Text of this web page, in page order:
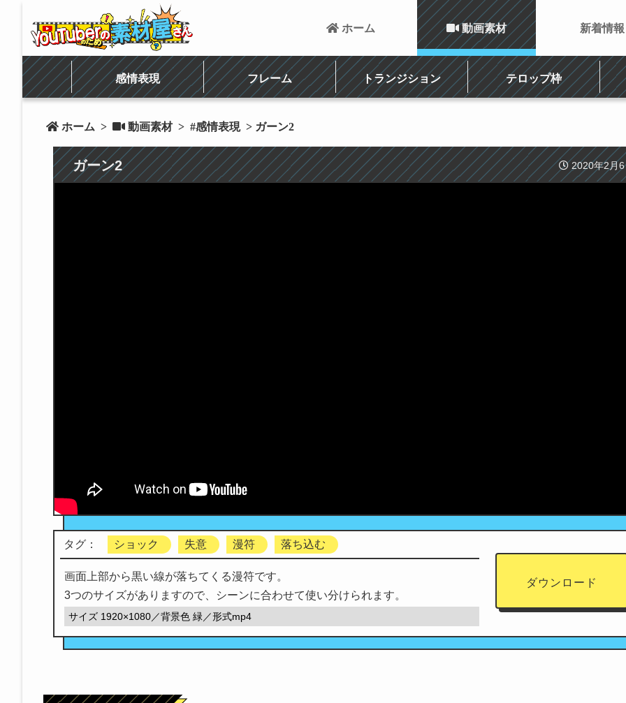
 ホーム  動画素材
感情表現 フレーム トランジション テロップ枠
新着情報
 ホーム >  動画素材 > #感情表現 > ガーン2
ガーン2 2020年2月
タグ： ショック 失意 漫符 落ち込む
ダウンロード
画面上部から黒い線が落ちてくる漫符です。
3つのサイズがありますので、シーンに合わせて使い分けられます。
サイズ 1920×1080／背景色 緑／形式mp4